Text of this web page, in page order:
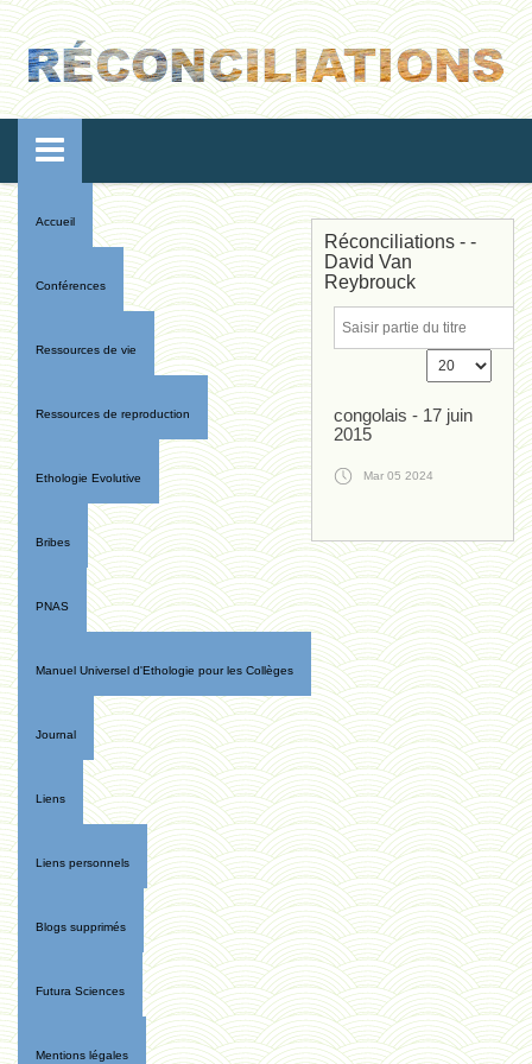
Accueil
Conférences
Ressources de vie
Ressources de reproduction
Ethologie Evolutive
Bribes
PNAS
Manuel Universel d'Ethologie pour les Collèges
Journal
Liens
Liens personnels
Blogs supprimés
Futura Sciences
Mentions légales
Réconciliations - -
David Van
Reybrouck
congolais - 17 juin
2015
Mar 05 2024